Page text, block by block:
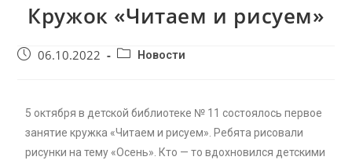
Кружок «Читаем и рисуем»
06.10.2022 Новости
5 октября в детской библиотеке № 11 состоялось первое
занятие кружка «Читаем и рисуем». Ребята рисовали
рисунки на тему «Осень». Кто — то вдохновился детскими